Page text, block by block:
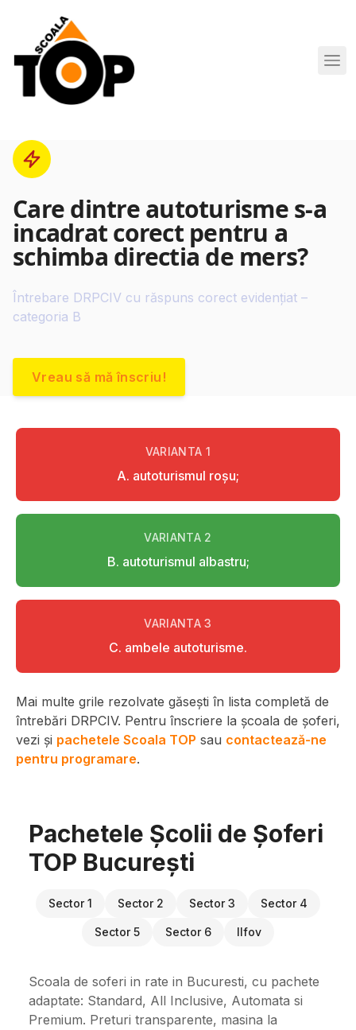
Scoala de Soferi TOP navigation
Care dintre autoturisme s-a
incadrat corect pentru a
schimba directia de mers?
Întrebare DRPCIV cu răspuns corect evidențiat –
categoria B
Vreau să mă înscriu!
VARIANTA 1
A. autoturismul roşu;
VARIANTA 2
B. autoturismul albastru;
VARIANTA3
C. ambele autoturisme.
Mai multe grile rezolvate găsești în lista completă de
întrebări DRPCIV. Pentru înscriere la școala de șoferi,
vezi și pachetele Scoala TOP sau contactează-ne
pentru programare.
Pachetele Școlii de Șoferi
TOP București
Sector 1 Sector 2 Sector 3 Sector 4
Sector 5 Sector 6 Ilfov
Scoala de soferi in rate in Bucuresti, cu pachete
adaptate: Standard, All Inclusive, Automata si
Premium. Preturi transparente, masina la